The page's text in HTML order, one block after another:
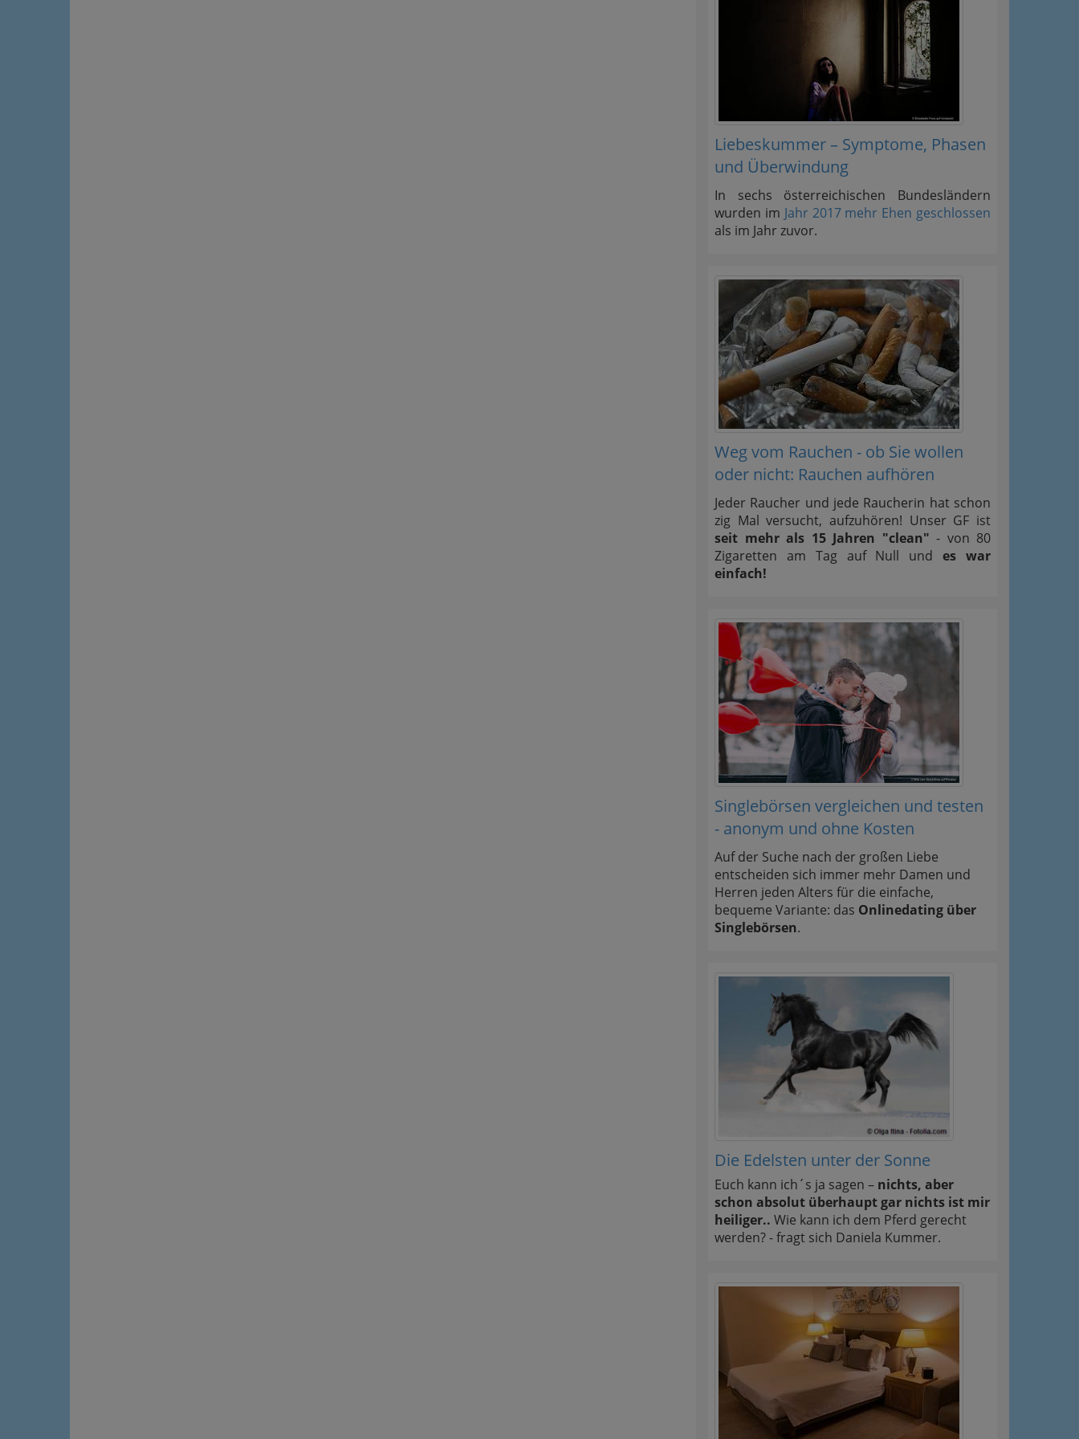
Liebeskummer – Symptome, Phasen
und Überwindung
In sechs österreichischen Bundesländern
wurden im Jahr 2017 mehr Ehen geschlossen
als im Jahr zuvor.
Weg vom Rauchen - ob Sie wollen
oder nicht: Rauchen aufhören
Jeder Raucher und jede Raucherin hat schon
zig Mal versucht, aufzuhören! Unser GF ist
seit mehr als 15 Jahren "clean" - von 80
Zigaretten am Tag auf Null undes war
einfach!
Singlebörsen vergleichen und testen
- anonym und ohne Kosten
Auf der Suche nach der großen Liebe
entscheiden sich immer mehr Damen und
Herren jeden Alters für die einfache,
bequeme Variante: das Onlinedating über
Singlebörsen.
Die Edelsten unter der Sonne
Euch kann ich´s ja sagen – nichts, aber
schon absolut überhaupt gar nichts ist mir
heiliger.. Wie kann ich dem Pferd gerecht
werden? - fragt sich Daniela Kummer.